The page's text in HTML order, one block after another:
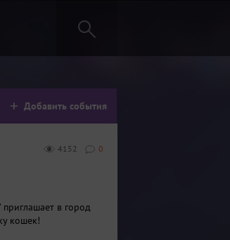
Добавить события
0
4152
в город
кошек!